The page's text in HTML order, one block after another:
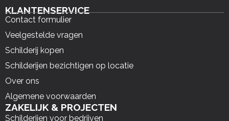
KLANTENSERVICE
Contact formulier
Veelgestelde vragen
Schilderij kopen
Schilderijen bezichtigen op locatie
Over ons
Algemene voorwaarden
ZAKELIJK & PROJECTEN
Schilderijen voor bedrijven